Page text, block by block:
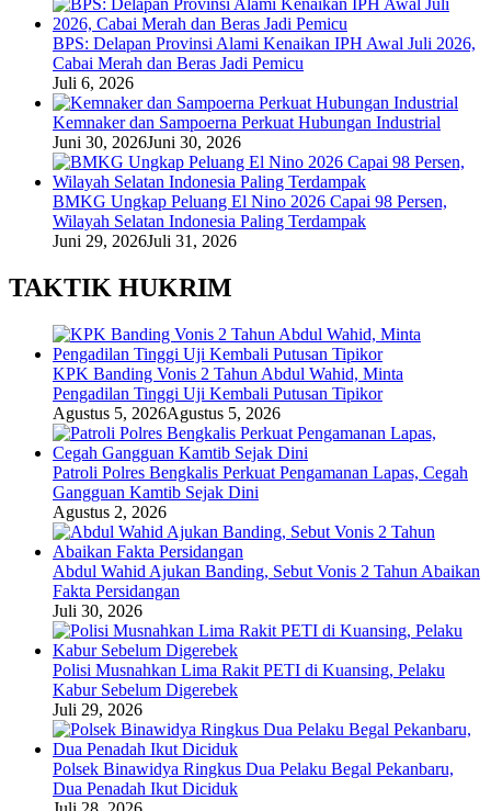
BPS: Delapan Provinsi Alami Kenaikan IPH Awal Juli 2026,
Cabai Merah dan Beras Jadi Pemicu
Juli 6, 2026
Kemnaker dan Sampoerna Perkuat Hubungan Industrial
Juni 30, 2026Juni 30, 2026
BMKG Ungkap Peluang El Nino 2026 Capai 98 Persen,
Wilayah Selatan Indonesia Paling Terdampak
Juni 29, 2026Juli 31, 2026
TAKTIK HUKRIM
KPK Banding Vonis 2 Tahun Abdul Wahid, Minta
Pengadilan Tinggi Uji Kembali Putusan Tipikor
Agustus 5, 2026Agustus 5, 2026
Patroli Polres Bengkalis Perkuat Pengamanan Lapas, Cegah
Gangguan Kamtib Sejak Dini
Agustus 2, 2026
Abdul Wahid Ajukan Banding, Sebut Vonis 2 Tahun Abaikan
Fakta Persidangan
Juli 30, 2026
Polisi Musnahkan Lima Rakit PETI di Kuansing, Pelaku
Kabur Sebelum Digerebek
Juli 29, 2026
Polsek Binawidya Ringkus Dua Pelaku Begal Pekanbaru,
Dua Penadah Ikut Diciduk